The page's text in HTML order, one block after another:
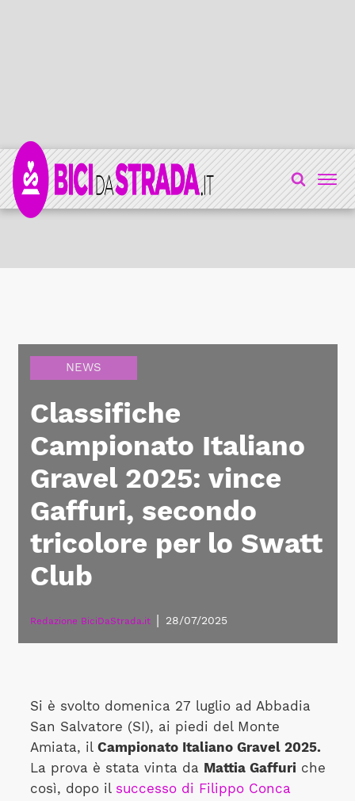
NEWS
Classifiche
Campionato Italiano
Gravel 2025: vince
Gaffuri, secondo
tricolore per lo Swatt
Club
Redazione BiciDaStrada.it 28/07/2025
Si è svolto domenica 27 luglio ad Abbadia
San Salvatore (SI), ai piedi del Monte
Amiata, il Campionato Italiano Gravel 2025.
La prova è stata vinta da Mattia Gaffuriche
così, dopo il successo di Filippo Conca